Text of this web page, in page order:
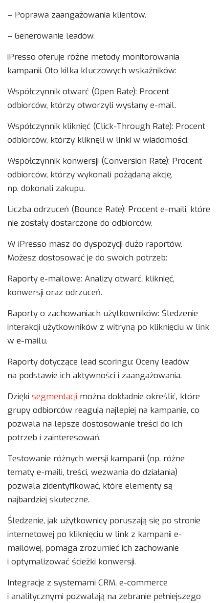
– Poprawa zaangażowania klientów.
– Generowanie leadów.
iPresso oferuje różne metody monitorowania
kampanii. Oto kilka kluczowych wskaźników:
Współczynnik otwarć (Open Rate): Procent
odbiorców, którzy otworzyli wysłany e-mail.
Współczynnik kliknięć (Click-Through Rate): Procent
odbiorców, którzy kliknęli w linki w wiadomości.
Współczynnik konwersji (Conversion Rate): Procent
odbiorców, którzy wykonali pożądaną akcję,
np. dokonali zakupu.
Liczba odrzuceń (Bounce Rate): Procent e-maili, które
nie zostały dostarczone do odbiorców.
W iPresso masz do dyspozycji dużo raportów.
Możesz dostosować je do swoich potrzeb:
Raporty e-mailowe: Analizy otwarć, kliknięć,
konwersji oraz odrzuceń.
Raporty o zachowaniach użytkowników: Śledzenie
interakcji użytkowników z witryną po kliknięciu w link
w e-mailu.
Raporty dotyczące lead scoringu: Oceny leadów
na podstawie ich aktywności i zaangażowania.
Dzięki segmentacji można dokładnie określić, które
grupy odbiorców reagują najlepiej na kampanie, co
pozwala na lepsze dostosowanie treści do ich
potrzeb i zainteresowań.
Testowanie różnych wersji kampanii (np. różne
tematy e-maili, treści, wezwania do działania)
pozwala zidentyfikować, które elementy są
najbardziej skuteczne.
Śledzenie, jak użytkownicy poruszają się po stronie
internetowej po kliknięciu w link z kampanii e-
mailowej, pomaga zrozumieć ich zachowanie
i optymalizować ścieżki konwersji.
Integracje z systemami CRM, e-commerce
i analitycznymi pozwalają na zebranie pełniejszego